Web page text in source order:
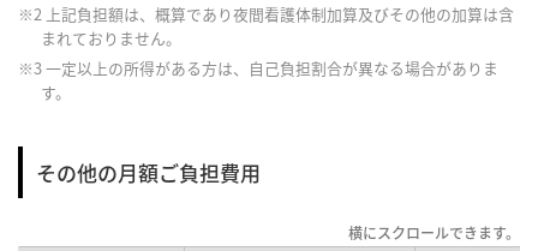
※2 上記負担額は、概算であり夜間看護体制加算及びその他の加算は含
まれておりません。
※3 一定以上の所得がある方は、自己負担割合が異なる場合がありま
す。
その他の月額ご負担費用